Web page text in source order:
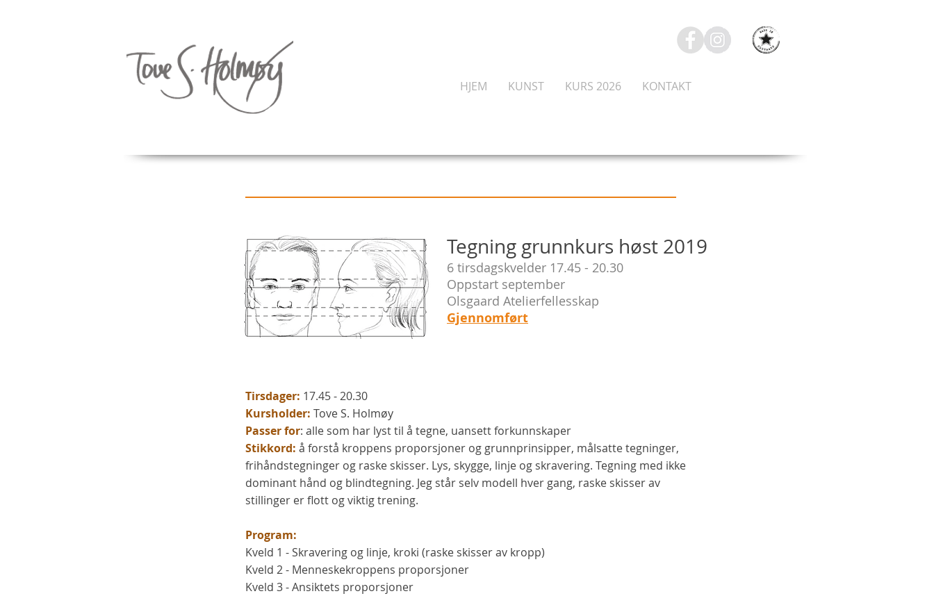
HJEM KUNST KURS 2026 KONTAKT
Tegning grunnkurs høst 2019
6 tirsdagskvelder 17.45 - 20.30
Oppstart september
Olsgaard Atelierfellesskap
Gjennomført
Tirsdager: 17.45 - 20.30
Kursholder: Tove S. Holmøy
Passer for: alle som har lyst til å tegne, uansett forkunnskaper
Stikkord: å forstå kroppens proporsjoner og grunnprinsipper, målsatte tegninger,
frihåndstegninger og raske skisser. Lys, skygge, linje og skravering. Tegning med ikke
dominant hånd og blindtegning. Jeg står selv modell hver gang, raske skisser av
stillinger er flott og viktig trening.
Program:
Kveld 1 - Skravering og linje, kroki (raske skisser av kropp)
Kveld 2 - Menneskekroppens proporsjoner
Kveld 3 - Ansiktets proporsjoner